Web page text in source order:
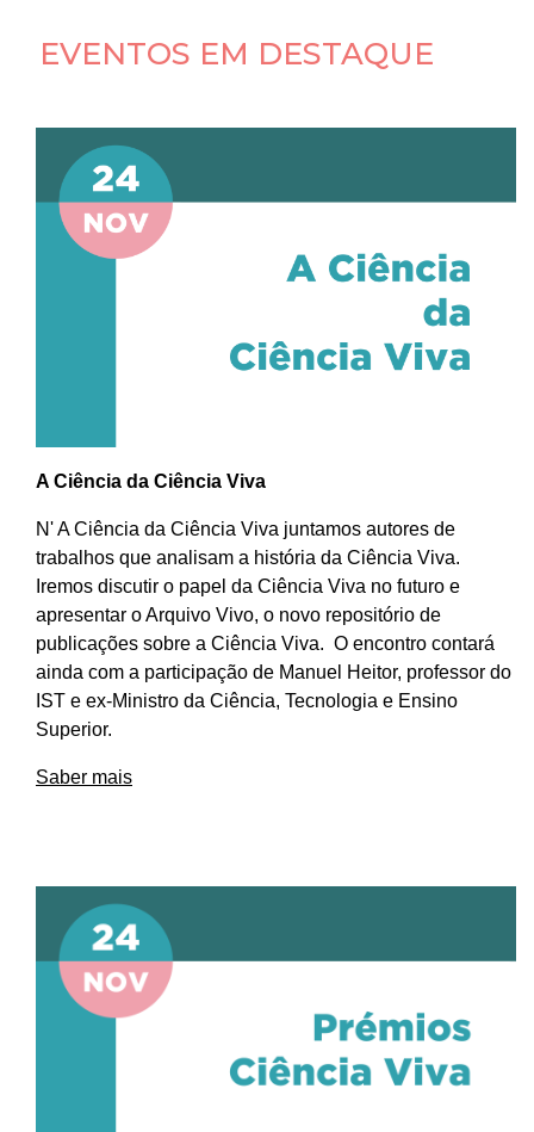
EVENTOS EM DESTAQUE
A Ciência da Ciência Viva
N' A Ciência da Ciência Viva juntamos autores de
trabalhos que analisam a história da Ciência Viva.
Iremos discutir o papel da Ciência Viva no futuro e
apresentar o Arquivo Vivo, o novo repositório de
publicações sobre a Ciência Viva. O encontro contará
ainda com a participação de Manuel Heitor, professor do
IST e ex-Ministro da Ciência, Tecnologia e Ensino
Superior.
Saber mais